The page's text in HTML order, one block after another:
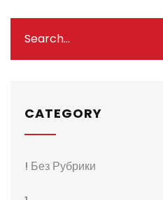
CATEGORY
! Без Рубрики